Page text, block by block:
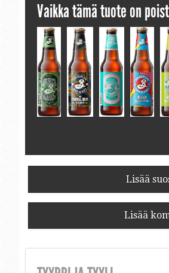
Vaikka tämä tuote on
Lisää
Lisää